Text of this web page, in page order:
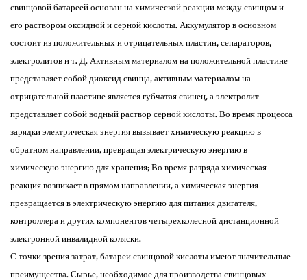
свинцовой батареей основан на химической реакции между свинцом и
его раствором оксидной и серной кислоты. Аккумулятор в основном
состоит из положительных и отрицательных пластин, сепараторов,
электролитов и т. Д. Активным материалом на положительной пластине
представляет собой диоксид свинца, активным материалом на
отрицательной пластине является губчатая свинец, а электролит
представляет собой водный раствор серной кислоты. Во время процесса
зарядки электрическая энергия вызывает химическую реакцию в
обратном направлении, превращая электрическую энергию в
химическую энергию для хранения; Во время разряда химическая
реакция возникает в прямом направлении, а химическая энергия
превращается в электрическую энергию для питания двигателя,
контроллера и других компонентов четырехколесной дистанционной
электронной инвалидной коляски. ​
С точки зрения затрат, батареи свинцовой кислоты имеют значительные
преимущества. Сырье, необходимое для производства свинцовых